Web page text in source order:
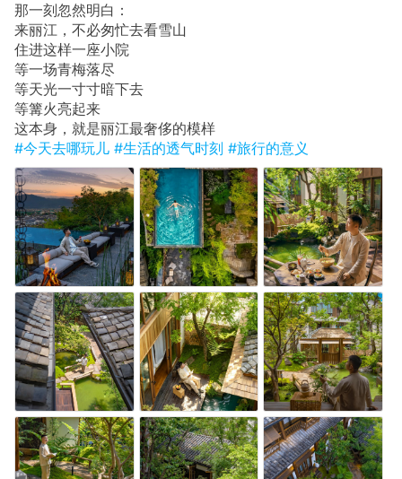
那一刻忽然明白：
来丽江，不必匆忙去看雪山
住进这样一座小院
等一场青梅落尽
等天光一寸寸暗下去
等篝火亮起来
这本身，就是丽江最奢侈的模样
#今天去哪玩儿 #生活的透气时刻 #旅行的意义